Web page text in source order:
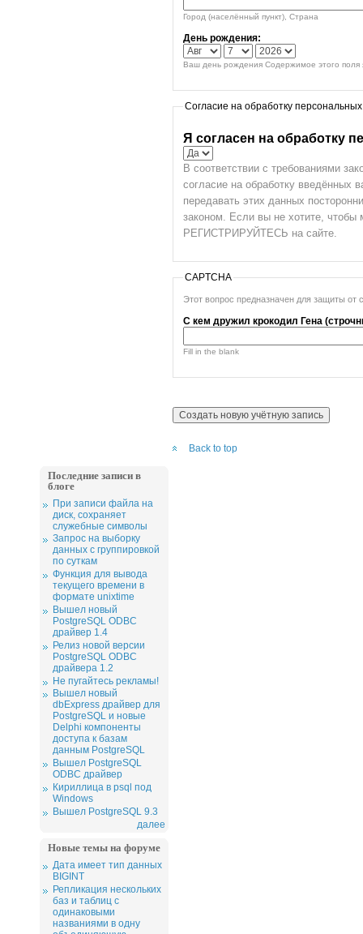
Город (населённый пункт), Страна
День рождения:
Ваш день рождения Содержимое этого поля
Согласие на обработку
Я согласен на обработку
В соответствии с требованиями
согласие на обработку
передавать этих данных
законом. Если вы не хотите,
РЕГИСТРИРУЙТЕСЬ на сайте.
CAPTCHA
Этот вопрос предназначен для защиты от
С кем дружил крокодил Гена
Fill in the blank
Back to top
Последние записи в
блоге
При записи файла на
диск, сохраняет
служебные символы
Запрос на выборку
данных с группировкой
по суткам
Функция для вывода
текущего времени в
формате unixtime
Вышел новый
PostgreSQL ODBC
драйвер 1.4
Релиз новой версии
PostgreSQL ODBC
драйвера 1.2
Не пугайтесь рекламы!
Вышел новый
dbExpress драйвер для
PostgreSQL и новые
Delphi компоненты
доступа к базам
данным PostgreSQL
Вышел PostgreSQL
ODBC драйвер
Кириллица в psql под
Windows
Вышел PostgreSQL 9.3
далее
Новые темы на форуме
Дата имеет тип данных
BIGINT
Репликация нескольких
баз и таблиц с
одинаковыми
названиями в одну